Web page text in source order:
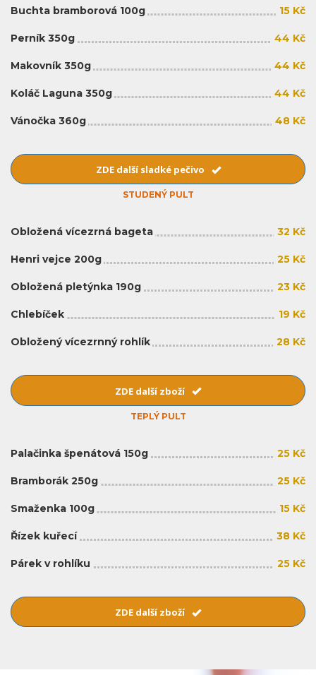
Buchta bramborová 100g 15 Kč
Perník 350g 44 Kč
Makovník 350g 44 Kč
Koláč Laguna 350g 44 Kč
Vánočka 360g 48 Kč
ZDE další sladké pečivo
STUDENÝ PULT
Obložená vícezrná bageta 32 Kč
Henri vejce 200g 25 Kč
Obložená pletýnka 190g 23 Kč
Chlebíček 19 Kč
Obložený vícezrnný rohlík 28 Kč
ZDE další zboží
TEPLÝ PULT
Palačinka špenátová 150g 25 Kč
Bramborák 250g 25 Kč
Smaženka 100g 15 Kč
Řízek kuřecí 38 Kč
Párek v rohlíku 25 Kč
ZDE další zboží